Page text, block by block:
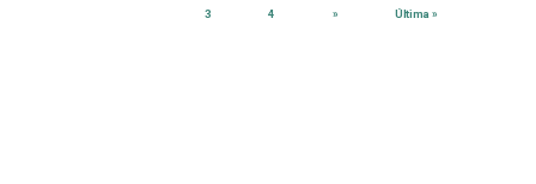
3 4 » Última »